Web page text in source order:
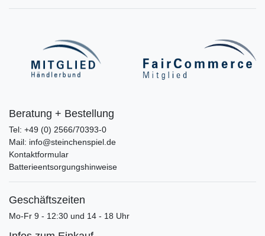
Beratung + Bestellung
Tel: +49 (0) 2566/70393-0
Mail: info@steinchenspiel.de
Kontaktformular
Batterieentsorgungshinweise
Geschäftszeiten
Mo-Fr 9 - 12:30 und 14 - 18 Uhr